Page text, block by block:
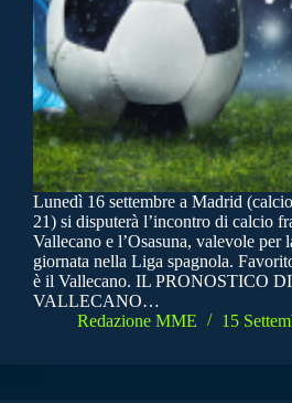
Lunedì 16 settembre a Madrid
21) si disputerà l’incontro di calcio
Vallecano e l’Osasuna, valevole per
giornata nella Liga spagnola.
è il Vallecano. IL PRONOSTICO
VALLECANO…
Redazione MME
15